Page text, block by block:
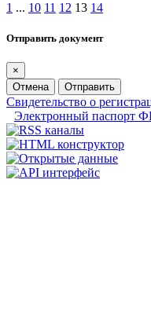
1 ... 10 11 12 13 14
Отправить документ
×
Отмена
Отправить
Свидетельство о
Электронный паспорт